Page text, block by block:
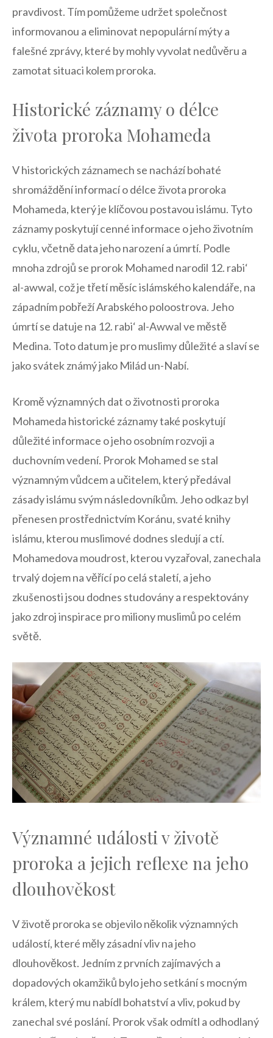
pravdivost. Tím pomůžeme udržet společnost
informovanou a ​eliminovat nepopulární mýty a
falešné zprávy, které by mohly vyvolat nedůvěru a
zamotat situaci kolem proroka.
Historické ⁣záznamy o délce
života proroka Mohameda
V historických záznamech se nachází⁣ bohaté
shromáždění informací o délce ⁢života proroka⁣
Mohameda, který je⁣ klíčovou postavou islámu. Tyto
záznamy poskytují cenné informace o jeho životním
cyklu, včetně data​ jeho⁣ narození a úmrtí.⁤ Podle
‍mnoha⁣ zdrojů⁢ se prorok‌ Mohamed narodil 12. ⁤rabi‘
al-awwal, což je třetí⁤ měsíc islámského‍ kalendáře, na
západním pobřeží ⁢Arabského poloostrova. Jeho⁢
úmrtí se datuje na 12.⁣ rabi‘ al-Awwal ve⁤ městě
Medina. Toto datum ​je ‍pro muslimy důležité​ a slaví se
jako svátek známý⁤ jako ‍Milád un-Nabí.
Kromě významných dat ​o životnosti proroka
‌Mohameda historické záznamy také poskytují
důležité informace o jeho osobním ⁢rozvoji ‍a⁤
duchovním vedení. ⁤Prorok Mohamed ​se stal
významným vůdcem a ‌učitelem, který předával⁣
zásady islámu svým následovníkům. Jeho odkaz byl
přenesen prostřednictvím Koránu, svaté knihy
islámu, kterou muslimové dodnes sledují a ctí.
Mohamedova moudrost, kterou vyzařoval, zanechala⁤
trvalý​ dojem na věřící po celá staletí, a jeho
zkušenosti jsou dodnes studovány a respektovány⁤
jako ‌zdroj inspirace‌ pro ⁤miliony muslimů po celém
světě.
Významné události v životě⁣
proroka a jejich ⁤reflexe ​na jeho
dlouhověkost
V životě proroka⁢ se ⁤objevilo několik ⁣významných
událostí, které ⁣měly zásadní vliv ⁣na jeho
dlouhověkost. Jedním z prvních zajímavých‍ a
dopadových ⁤okamžiků bylo jeho setkání s mocným
⁢králem, který mu‍ nabídl bohatství a ⁣vliv, pokud⁢ by
zanechal své poslání. Prorok však odmítl a odhodlaný